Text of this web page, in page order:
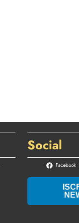
Social
Facebook